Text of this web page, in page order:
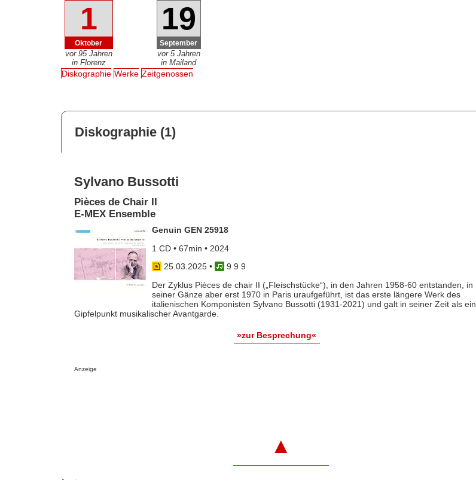
1
Oktober
vor 95 Jahren
in Florenz
19
September
vor 5 Jahren
in Mailand
Diskographie Werke Zeitgenossen
Diskographie (1)
Sylvano Bussotti
Pièces de Chair II
E-MEX Ensemble
Genuin GEN 25918
1 CD • 67min • 2024
25.03.2025•
9 9 9
Der Zyklus Pièces de chair II („Fleischstücke“), in den Jahren 1958-60 entstanden, in
seiner Gänze aber erst 1970 in Paris uraufgeführt, ist das erste längere Werk des
italienischen Komponisten Sylvano Bussotti (1931-2021) und galt in seiner Zeit als ein
Gipfelpunkt musikalischer Avantgarde.
»zur Besprechung«
Anzeige
▲